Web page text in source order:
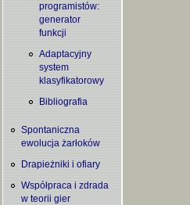
programistów:
generator
funkcji
Adaptacyjny
system
klasyfikatorowy
Bibliografia
Spontaniczna
ewolucja żarłoków
Drapieżniki i ofiary
Współpraca i zdrada
w teorii gier